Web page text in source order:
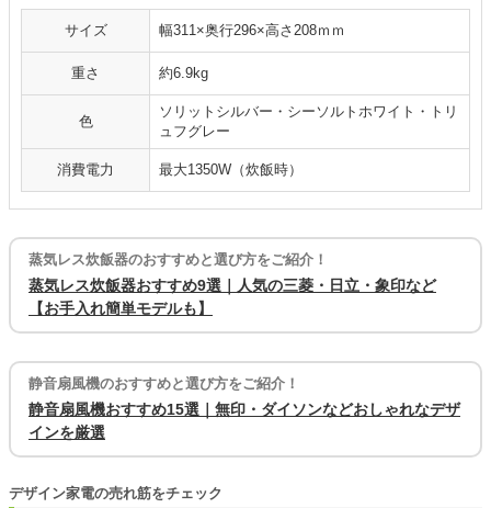
サイズ 幅311×奥行296×高さ208ｍｍ
重さ 約6.9kg
色
ソリットシルバー・シーソルトホワイト・トリ
ュフグレー
消費電力 最大1350W（炊飯時）
蒸気レス炊飯器のおすすめと選び方をご紹介！
蒸気レス炊飯器おすすめ9選｜人気の三菱・日立・象印など
【お手入れ簡単モデルも】
静音扇風機のおすすめと選び方をご紹介！
静音扇風機おすすめ15選｜無印・ダイソンなどおしゃれなデザ
インを厳選
デザイン家電の売れ筋をチェック